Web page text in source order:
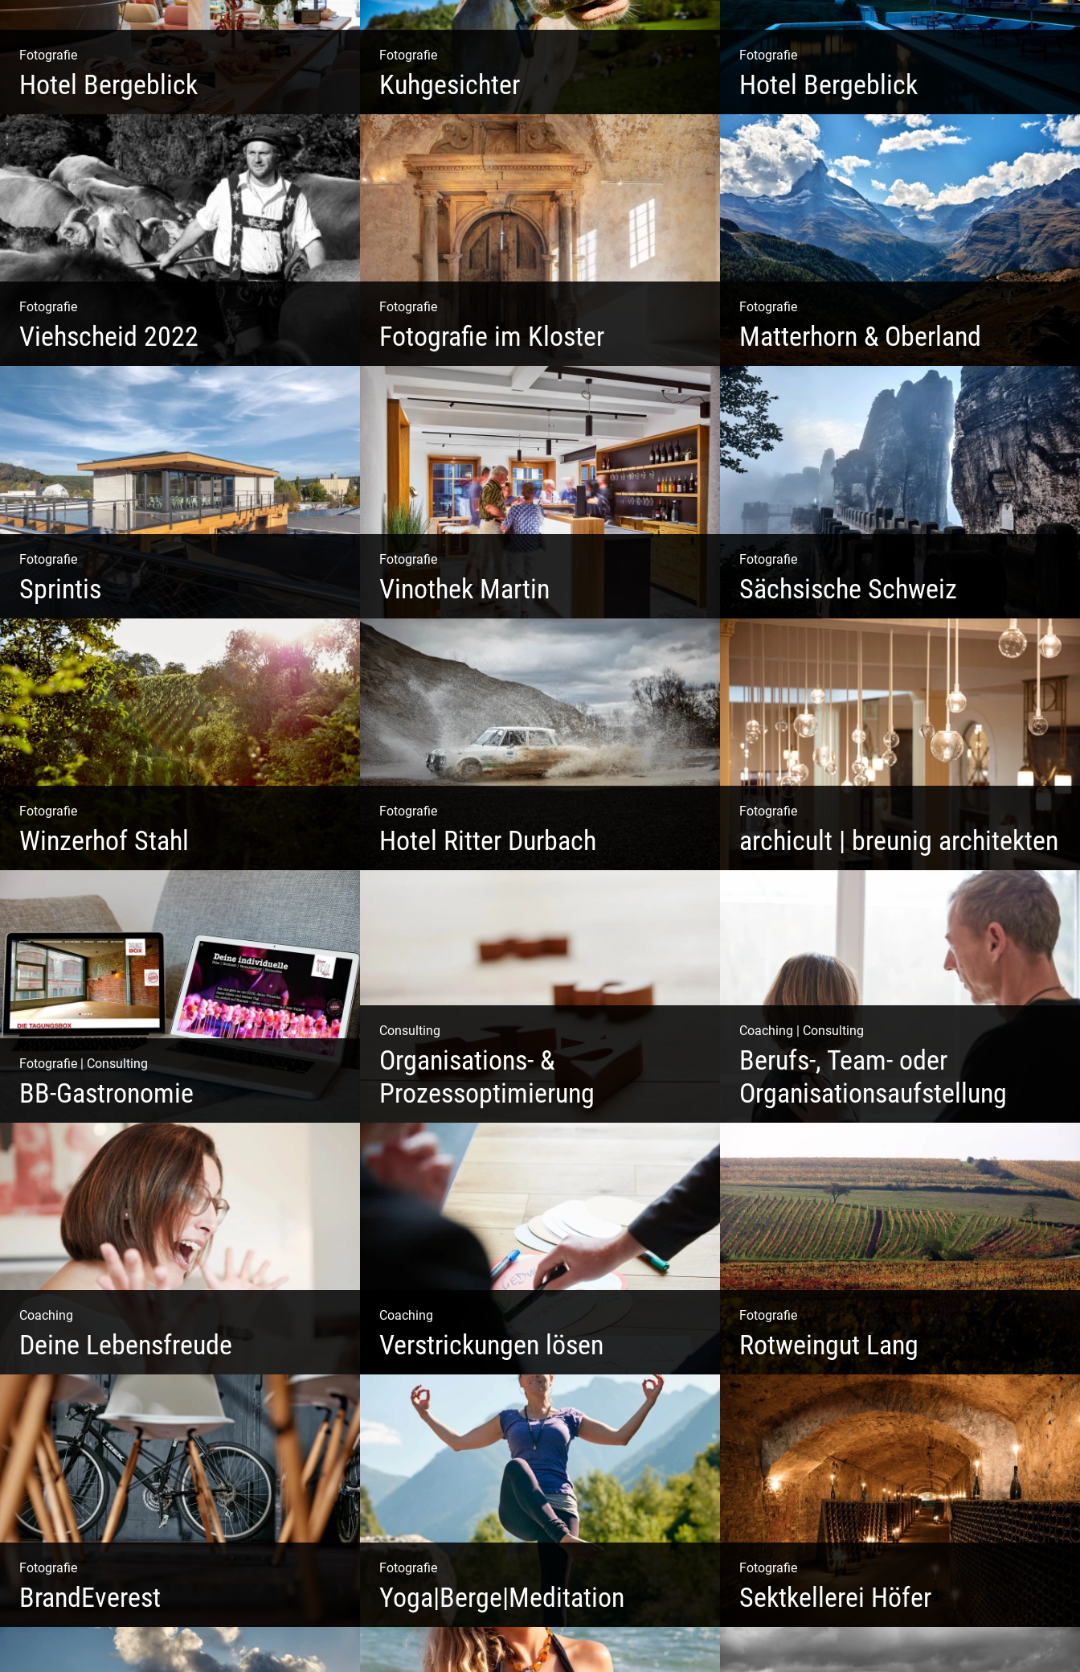
Fotografie
Hotel Bergeblick
Zweites Shooting für das Designhotel in Bad Tölz
Fotografie
Kuhgesichter
Kuhportraits
Fotografie
Hotel Bergeblick
Wunderbare Architektur, außergewöhnliches Design –
eine Oase der Ruhe und Entspannung. Ausgedehnte
Fotostrecke
Fotografie
Viehscheid 2022
Fotografie
Fotografie im Kloster
Leben im Kloster. Nur anders. Feinste
Architektur(Fotografie)
Fotografie
Matterhorn & Oberland
Impressionen Gornergrat & Berner Oberland
Fotografie
Sprintis
Wer will nicht dort arbeiten?
Fotografie
Vinothek Martin
Shooting Vinothek und Ferienwohnung
Fotografie
Sächsische Schweiz
Morgendliche Mystik im Elbsandsteingebirge
Fotografie
Winzerhof Stahl
Ganz neu durfte es werden. Alles. Fotos. Web. Shop.
Fotografie
Hotel Ritter Durbach
Fotografie
archicult | breunig architekten
Fotografie | Consulting
BB-Gastronomie
Fotografie, Marketing & Design
Consulting
Organisations- &
Prozessoptimierung
Erfolg ermöglichen durch Klarheit in der Vision
Coaching | Consulting
Berufs-, Team- oder
Organisationsaufstellung
Coaching
Deine Lebensfreude
Einzel Coaching – Wir erobern DEIN Leben zurück
Coaching
Verstrickungen lösen
Systemisches Coaching & Systemische Aufstellung
Fotografie
Rotweingut Lang
Rotweine aus Österreich | Genussvolle Weinprobe |
Herbstliche Weinberge | Uriger Weinkeller
Fotografie
BrandEverest
Kommunikationsfotografie | Branding mit Bildwelten |
Markenerlebnisse | Corporate Design
Fotografie
Yoga|Berge|Meditation
Freiheit genießen | Körper, Geist und Energie | Ruhe
und Entspannung | Bewusstsein für Natur
Fotografie
Sektkellerei Höfer
Sekt Perlen | Tiefe Keller | Coole Kerle | Idyllische
Weinberge